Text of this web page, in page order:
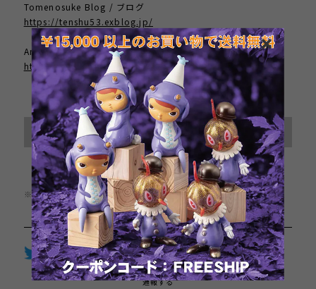
Tomenosuke Blog / ブログ
https://tenshu53.exblog.jp/
Artist Home Page / 作者のサイト
http://dddddd.moo.jp/
International shipping available
Sold out
日本国内にお住まいの方向け
※この商品は1点までのご注文とさせていただきます。
Twitter LINE Facebook
通報する